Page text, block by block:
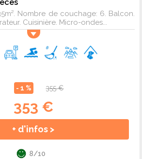
Nombre de couchage: 6. Balcon.
Cuisinière. Micro-ondes...
- 1 % 355 €
353 €
+ d'infos >
8/10